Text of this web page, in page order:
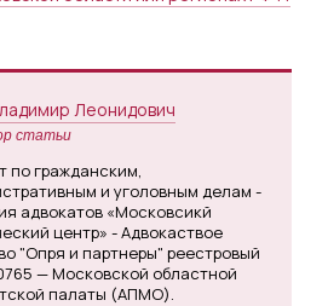
Леонидович
статьи
по гражданским,
и уголовным делам -
адвокатов «Московсикй
центр» - Адвокаствое
"Опря и партнеры" реестровый
— Московской областной
палаты (АПМО).